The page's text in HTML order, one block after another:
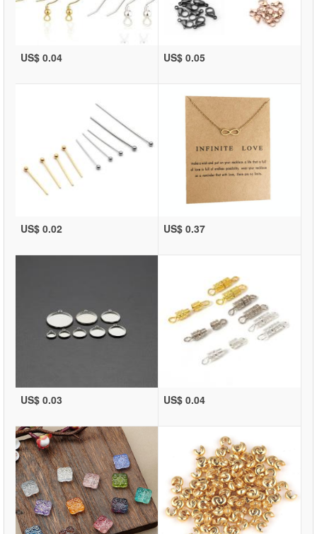
US$ 0.04 US$ 0.05
US$ 0.02 US$ 0.37
US$ 0.03 US$ 0.04